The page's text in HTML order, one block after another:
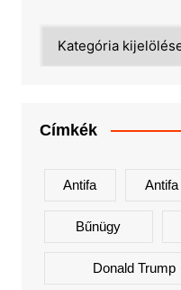
Címkék
Antifa Antifa
Bűnügy
Donald Trump